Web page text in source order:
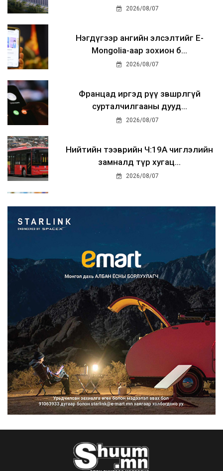
2026/08/07
Нэгдүгээр ангийн элсэлтийг E-
Mongolia-аар зохион б...
2026/08/07
Францад иргэд рүү зөвшөөрөлгүй
сурталчилгааны дууд...
2026/08/07
Нийтийн тээврийн Ч:19А чиглэлийн
замналд түр хугац...
2026/08/07
Автомашины улсын дугаар сондгой
2026/08/07
Улаанбаатарт өдөртөө 30 хэм дулаан
2026/08/07
Улсын чанартай хатуу хучилттай
авто замын талаас и...
2026/08/06
Засгийн газар энэ оныг дуустал
санхүүгийн хэмнэлти...
2026/08/06
Шатахууны импортын гаалийн албан
2026/08/06